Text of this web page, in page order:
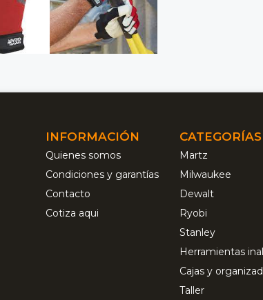
INFORMACIÓN
Quienes somos
Condiciones y garantías
Contacto
Cotiza aqui
CATEGORÍAS
Martz
Milwaukee
Dewalt
Ryobi
Stanley
Herramientas
Cajas y
Taller